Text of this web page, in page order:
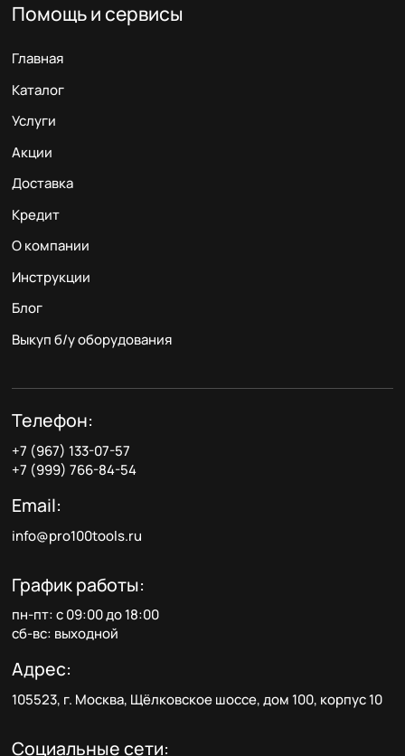
Помощь и сервисы
Главная
Каталог
Услуги
Акции
Доставка
Кредит
О компании
Инструкции
Блог
Выкуп б/у оборудования
Телефон:
+7 (967) 133-07-57
+7 (999) 766-84-54
Email:
info@pro100tools.ru
График работы:
пн-пт: с 09:00 до 18:00
сб-вс: выходной
Адрес:
105523, г. Москва, Щёлковское шоссе, дом 100, корпус 10
Социальные сети: